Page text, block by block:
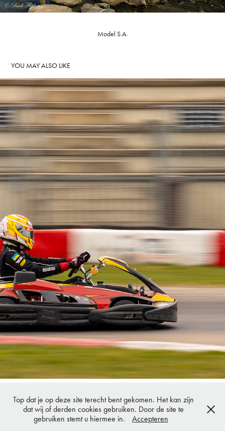
Model S.A.
YOU MAY ALSO LIKE
KARTING GENK
2022
copy right R.Flipkens alle rechten voorbehouden. Foto's mogen enkel na
schriftelijke toestemming gebruikt worden.
Top dat je op deze site terecht bent gekomen. Het kan zijn
dat wij of derden cookies gebruiken. Door de site te
gebruiken stemt u hiermee in.
Accepteren